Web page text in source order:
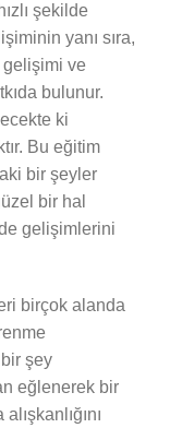
şekilde
yanı sıra,
ve
bulunur.
ki
Bu eğitim
bir şeyler
bir hal
gelişimlerini
birçok alanda
şey
eğlenerek bir